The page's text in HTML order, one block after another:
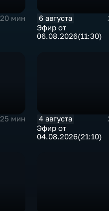
20 мин
6 августа
Эфир от
06.08.2026(11:30)
25 мин
4 августа
Эфир от
04.08.2026(21:10)